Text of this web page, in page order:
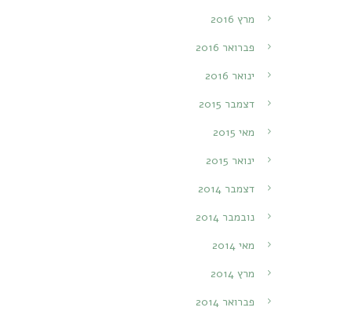
מרץ 2016
פברואר 2016
ינואר 2016
דצמבר 2015
מאי 2015
ינואר 2015
דצמבר 2014
נובמבר 2014
מאי 2014
מרץ 2014
פברואר 2014